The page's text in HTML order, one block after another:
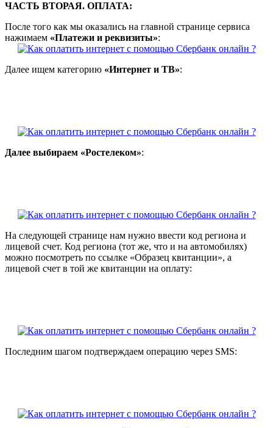
ЧАСТЬ ВТОРАЯ. ОПЛАТА:
После того как мы оказались на главной странице сервиса
нажимаем «Платежи и реквизиты»:
Далее ищем категорию «Интернет и ТВ»:
Далее выбираем «Ростелеком»:
На следующей странице нам нужно ввести код региона и
лицевой счет. Код региона (тот же, что и на автомобилях)
можно посмотреть по ссылке «Образец квитанции», а
лицевой счет в той же квитанции на оплату:
Последним шагом подтверждаем операцию через SMS: